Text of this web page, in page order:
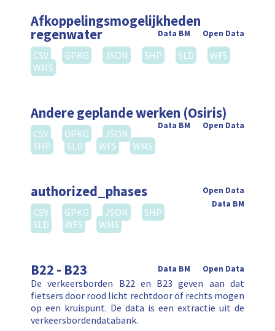
Afkoppelingsmogelijkheden
regenwater Open Data
Data BM
CSV GPKG JSON SHP SLD
WFS
WMS
Andere geplande werken (Osiris)
Open Data
Data BM
CSV GPKG
JSON
SHP
SLD WFS WMS
authorized_phases
Open Data
Data BM
CSV GPKG JSON
SHP
SLD
WFS WMS
B22 - B23 Open Data
Data BM
De verkeersborden B22 en B23 geven aan dat
fietsers door rood licht rechtdoor of rechts mogen
op een kruispunt. De data is een extractie uit de
verkeersbordendatabank.